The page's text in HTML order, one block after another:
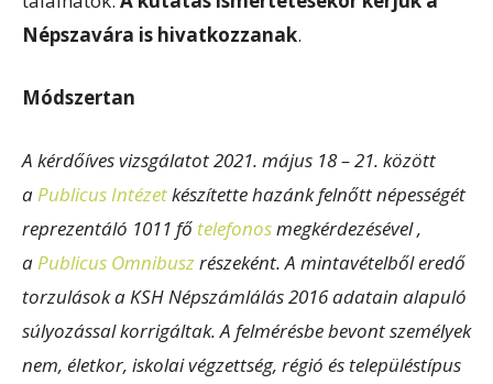
Népszavára is hivatkozzanak.
Módszertan
A kérdőíves vizsgálatot 2021. május 18 – 21. között
aPublicus Intézetkészítette hazánk felnőtt népességét
reprezentáló 1011 fő telefonosmegkérdezésével ,
aPublicus Omnibuszrészeként. A mintavételből eredő
torzulások a KSH Népszámlálás 2016 adatain alapuló
súlyozással korrigáltak. A felmérésbe bevont személyek
nem, életkor, iskolai végzettség, régió és településtípus